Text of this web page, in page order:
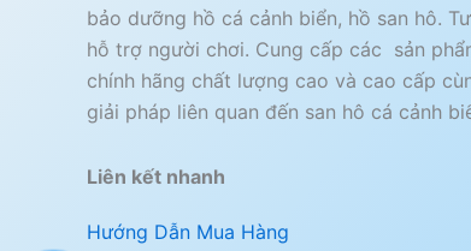
bảo dưỡng hồ cá cảnh biển, hồ san hô.
hỗ trợ người chơi. Cung cấp các sản
chính hãng chất lượng cao và cao cấp
giải pháp liên quan đến san hô cá cảnh
Liên kết nhanh
Hướng Dẫn Mua Hàng